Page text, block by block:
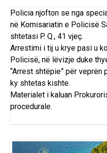
Policia njofton se nga
në Komisariatin e Policisë
shtetasi P. Q., 41 vjeç.
Arrestimi i tij u krye pasi u
Policisë, në lëvizje duke
“Arrest shtëpie” për veprën
ky shtetas kishte.
Materialet i kaluan
procedurale.